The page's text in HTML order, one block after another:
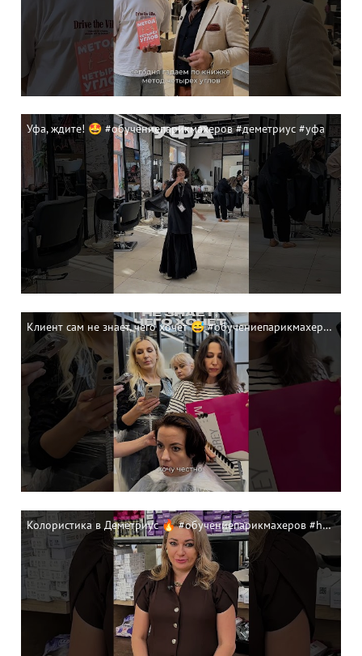
Уфа, ждите! 🤩 #обучениепарикмахеров #деметриус #уфа
Клиент сам не знает, чего хочет 😅 #обучениепарикмахеров
Колористика в Деметриус 🔥 #обучениепарикмахеров #hair